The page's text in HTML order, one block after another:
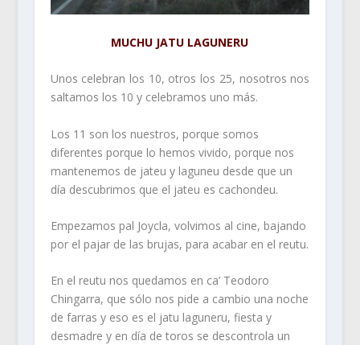
MUCHU JATU LAGUNERU
Unos celebran los 10, otros los 25, nosotros nos
saltamos los 10 y celebramos uno más.
Los 11 son los nuestros, porque somos
diferentes porque lo hemos vivido, porque nos
mantenemos de jateu y laguneu desde que un
día descubrimos que el jateu es cachondeu.
Empezamos pal Joycla, volvimos al cine, bajando
por el pajar de las brujas, para acabar en el reutu.
En el reutu nos quedamos en ca’ Teodoro
Chingarra, que sólo nos pide a cambio una noche
de farras y eso es el jatu laguneru, fiesta y
desmadre y en día de toros se descontrola un